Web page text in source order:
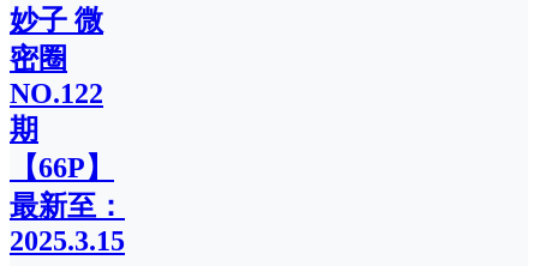
妙子 微
密圈
NO.122
期
【66P】
最新至：
2025.3.15